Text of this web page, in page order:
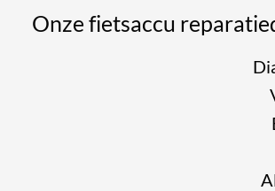
Onze fietsaccu